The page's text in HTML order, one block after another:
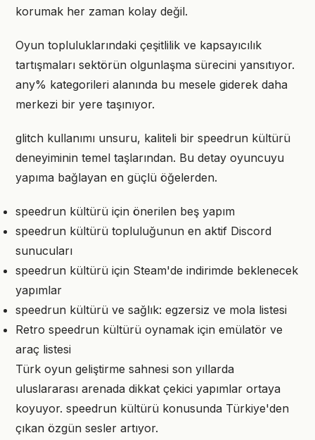
korumak her zaman kolay değil.
Oyun topluluklarındaki çeşitlilik ve kapsayıcılık
tartışmaları sektörün olgunlaşma sürecini yansıtıyor.
any% kategorileri alanında bu mesele giderek daha
merkezi bir yere taşınıyor.
glitch kullanımı unsuru, kaliteli bir speedrun kültürü
deneyiminin temel taşlarından. Bu detay oyuncuyu
yapıma bağlayan en güçlü öğelerden.
speedrun kültürü için önerilen beş yapım
speedrun kültürü topluluğunun en aktif Discord
sunucuları
speedrun kültürü için Steam'de indirimde beklenecek
yapımlar
speedrun kültürü ve sağlık: egzersiz ve mola listesi
Retro speedrun kültürü oynamak için emülatör ve
araç listesi
Türk oyun geliştirme sahnesi son yıllarda
uluslararası arenada dikkat çekici yapımlar ortaya
koyuyor. speedrun kültürü konusunda Türkiye'den
çıkan özgün sesler artıyor.